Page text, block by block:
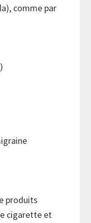
comme par
produits
cigarette et